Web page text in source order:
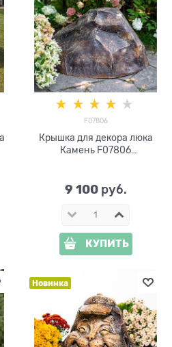
F07806
Крышка для декора люка
Камень F07806
9 100 руб.
КУПИТЬ
Новинка